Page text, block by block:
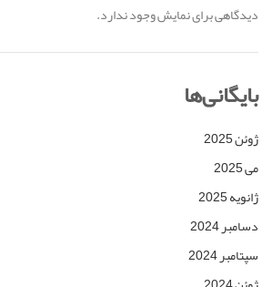
دیدگاهی برای نمایش وجود ندارد.
بایگانی‌ها
ژوئن 2025
می 2025
ژانویه 2025
دسامبر 2024
سپتامبر 2024